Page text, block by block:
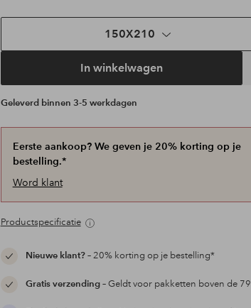
150X210
In winkelwagen
Geleverd binnen 3-5 werkdagen
Eerste aankoop? We geven je 20% korting op je
bestelling.*
Word klant
Productspecificatie
Nieuwe klant?– 20% korting op je bestelling*
Gratis verzending– Geldt voor pakketten boven de